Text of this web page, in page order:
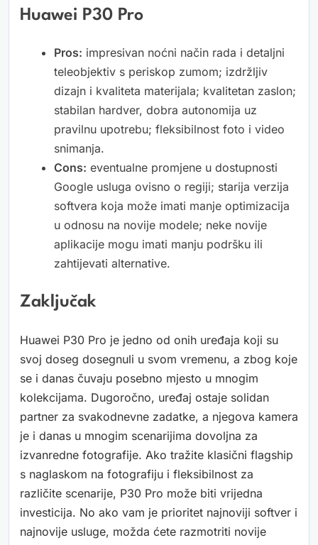
Huawei P30 Pro
Pros: impresivan noćni način rada i detaljni
teleobjektiv s periskop zumom; izdržljiv
dizajn i kvaliteta materijala; kvalitetan zaslon;
stabilan hardver, dobra autonomija uz
pravilnu upotrebu; fleksibilnost foto i video
snimanja.
Cons: eventualne promjene u dostupnosti
Google usluga ovisno o regiji; starija verzija
softvera koja može imati manje optimizacija
u odnosu na novije modele; neke novije
aplikacije mogu imati manju podršku ili
zahtijevati alternative.
Zaključak
Huawei P30 Pro je jedno od onih uređaja koji su
svoj doseg dosegnuli u svom vremenu, a zbog koje
se i danas čuvaju posebno mjesto u mnogim
kolekcijama. Dugoročno, uređaj ostaje solidan
partner za svakodnevne zadatke, a njegova kamera
je i danas u mnogim scenarijima dovoljna za
izvanredne fotografije. Ako tražite klasični flagship
s naglaskom na fotografiju i fleksibilnost za
različite scenarije, P30 Pro može biti vrijedna
investicija. No ako vam je prioritet najnoviji softver i
najnovije usluge, možda ćete razmotriti novije